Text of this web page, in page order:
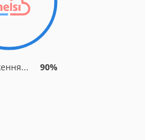
90%